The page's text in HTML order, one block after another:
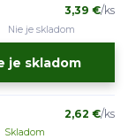
3,39 €/ks
Nie je skladom
je skladom
2,62 €/ks
Skladom